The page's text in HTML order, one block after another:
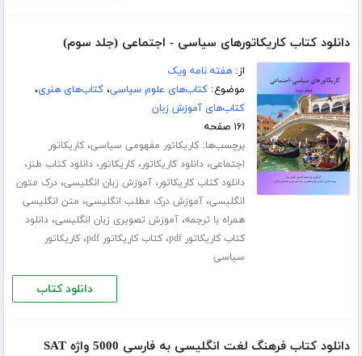
دانلود کتاب کاریکاتورهای سیاسی - اجتماعی (جلد سوم)
از:هفته نامه ویک
موضوع:کتاب‌های علوم سیاسی،کتاب‌های هنری،
کتاب‌های آموزش زبان
۱۶۱ صفحه
برچسب‌ها:کاریکاتور مفهومی سیاسی،کاریکاتور
اجتماعی،دانلود کاریکاتور،کاریکاتور،دانلود کتاب طنز،
دانلود کتاب کاریکاتور،آموزش زبان انگلیسی،درک متون
انگلیسی،آموزش درک مطلب انگلیسی، متن انگلیسی
همراه با ترجمه،آموزش تصویری زبان انگلیسی،دانلود
کتاب کاریکاتور pdf
،کتاب کاریکاتور pdf ،کاریکاتور
سیاسی
دانلود کتاب
دانلود کتاب فرهنگ لغت انگلیسی به فارسی 5000 واژه SAT